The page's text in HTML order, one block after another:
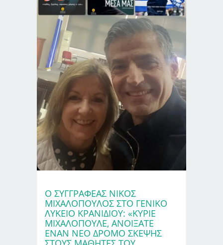
Ο ΣΥΓΓΡΑΦΈΑΣ ΝΊΚΟΣ
ΜΙΧΑΛΌΠΟΥΛΟΣ ΣΤΟ ΓΕΝΙΚΌ
ΛΎΚΕΙΟ ΚΡΑΝΙΔΊΟΥ: «ΚΎΡΙΕ
ΜΙΧΑΛΌΠΟΥΛΕ, ΑΝΟΊΞΑΤΕ
ΈΝΑΝ ΝΈΟ ΔΡΌΜΟ ΣΚΈΨΗΣ